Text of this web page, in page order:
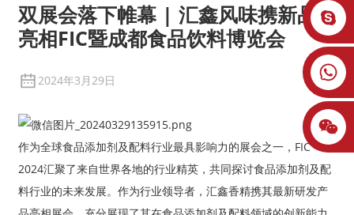
双展会落下帷幕 | 汇鑫风味携新品
亮相FIC暨成都食品饮料博览会
2024年3月29日
作为全球食品添加剂及配料行业最具影响力的展会之一，FIC
2024汇聚了来自世界各地的行业精英，共同探讨食品添加剂及配
料行业的未来发展。作为行业领导者，汇鑫香精携其最新研发产